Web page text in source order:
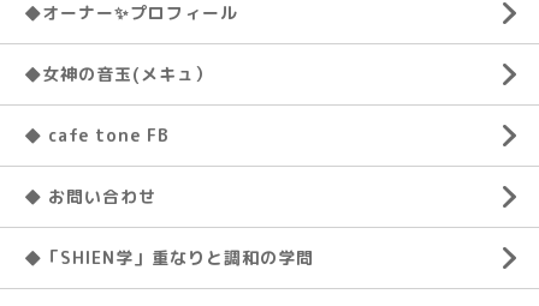
◆オーナー✨プロフィール
◆女神の音玉(メキュ）
◆ cafe tone FB
◆ お問い合わせ
◆「SHIEN学」重なりと調和の学問